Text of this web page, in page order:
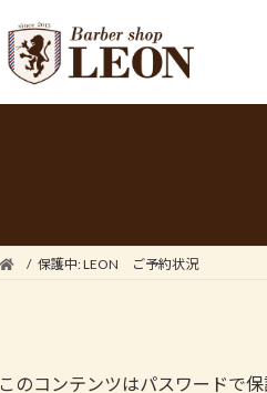
保護中: LEON ご予約状況
このコンテンツはパスワードで